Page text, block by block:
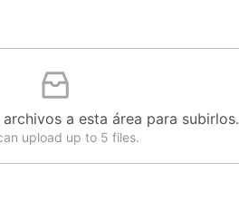
a esta área para subirlos.
upload up to 5 files.